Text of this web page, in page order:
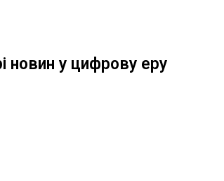
новин у цифрову еру